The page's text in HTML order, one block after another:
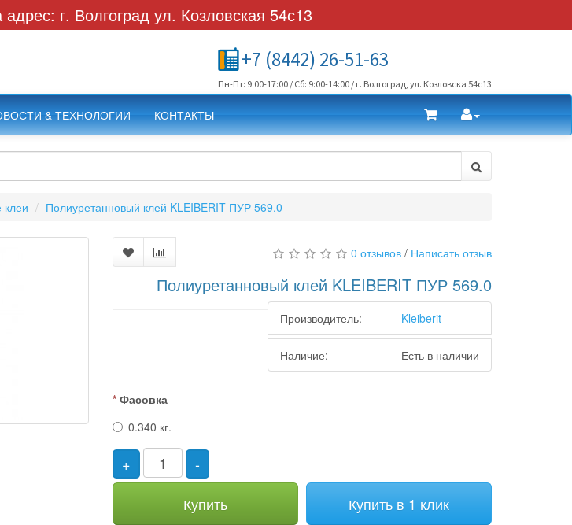
г. Волгоград ул. Козловская 54с13
+7 (8442) 26-51-63
Пн-Пт: 9:00-17:00 / Сб: 9:00-14:00 / г. Волгоград, ул. Козловска 54с13
& ТЕХНОЛОГИИ КОНТАКТЫ
клеи Полиуретанновый клей KLEIBERIT ПУР 569.0
0 отзывов / Написать отзыв
Полиуретанновый клей KLEIBERIT ПУР 569.0
Производитель: Kleiberit
Наличие: Есть в наличии
Фасовка
0.340 кг.
+
-
Купить
Купить в 1 клик